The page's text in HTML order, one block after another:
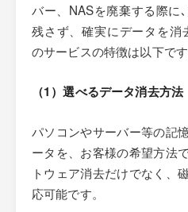
バー、NASを廃棄する際に
残さず、確実にデータを消
のサービスの特徴は以下です
（1）選べるデータ消去方法
パソコンやサーバー等の記
ータを、お客様の希望方法
トウェア消去だけでなく、
応可能です。